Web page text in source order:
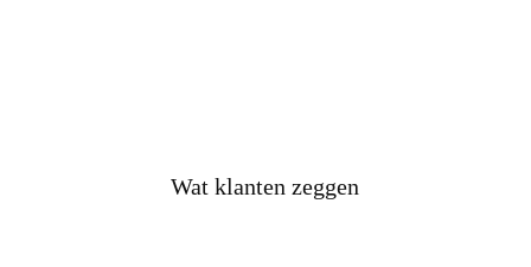
Wat klanten zeggen